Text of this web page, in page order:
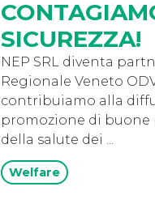
SICUREZZA!
NEP SRL diventa
Regionale Veneto
contribuiamo alla
promozione di buone
della salute dei ...
Welfare